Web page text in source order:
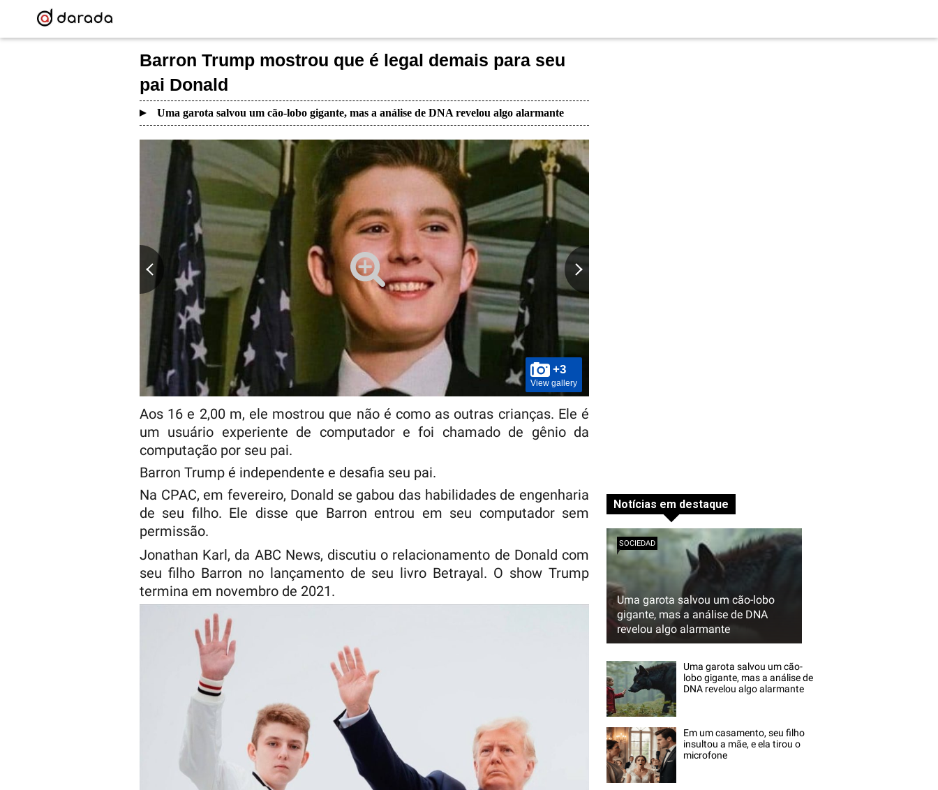
Barron Trump mostrou que é legal demais para seu
pai Donald
Uma garota salvou um cão-lobo gigante, mas a análise de DNA revelou algo alarmante
+3
View gallery
Aos 16 e 2,00 m, ele mostrou que não é como as outras crianças. Ele é
um usuário experiente de computador e foi chamado de gênio da
computação por seu pai.
Barron Trump é independente e desafia seu pai.
Na CPAC, em fevereiro, Donald se gabou das habilidades de engenharia
de seu filho. Ele disse que Barron entrou em seu computador sem
permissão.
Jonathan Karl, da ABC News, discutiu o relacionamento de Donald com
seu filho Barron no lançamento de seu livro Betrayal. O show Trump
termina em novembro de 2021.
Notícias em destaque
Uma garota salvou um cão-lobo
gigante, mas a análise de DNA
revelou algo alarmante
SOCIEDAD
Uma garota salvou um cão-
lobo gigante, mas a análise de
DNA revelou algo alarmante
Em um casamento, seu filho
insultou a mãe, e ela tirou o
microfone